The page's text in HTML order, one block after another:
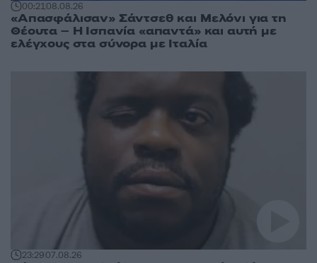
00:2108.08.26
«Απασφάλισαν» Σάντσεθ και Μελόνι για τη
Θέουτα – Η Ισπανία «απαντά» και αυτή με
ελέγχους στα σύνορα με Ιταλία
23:2907.08.26